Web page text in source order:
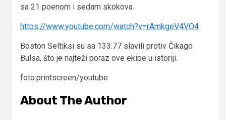
sa 21 poenom i sedam skokova.
https://www.youtube.com/watch?v=rAmkgeV4VO4
Boston Seltiksi su sa 133:77 slavili protiv Čikago
Bulsa, što je najteži poraz ove ekipe u istoriji.
foto:printscreen/youtube
About The Author